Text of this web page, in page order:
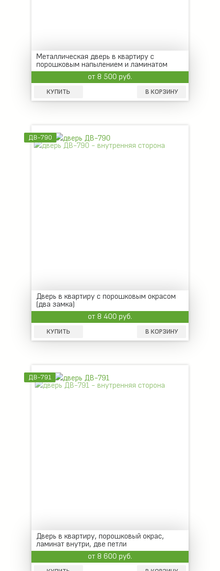
Металлическая дверь в квартиру с
порошковым напылением и ламинатом
от 8 500 руб.
КУПИТЬ В КОРЗИНУ
ДВ-790
Дверь в квартиру с порошковым окрасом
(два замка)
от 8 400 руб.
КУПИТЬ В КОРЗИНУ
ДВ-791
Дверь в квартиру, порошковый окрас,
ламинат внутри, две петли
от 8 600 руб.